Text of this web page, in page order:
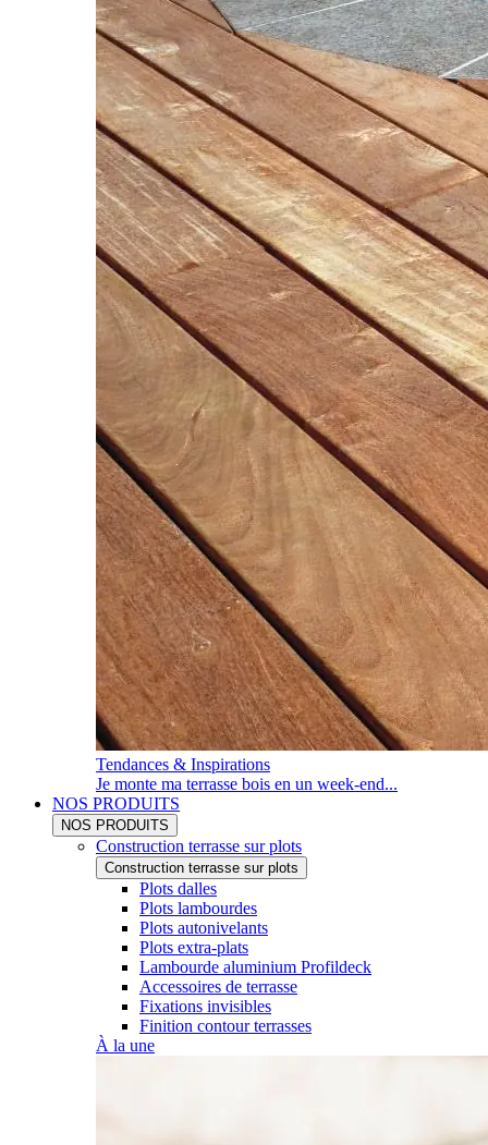
Tendances & Inspirations
Je monte ma terrasse bois en un week-end...
NOS PRODUITS
NOS PRODUITS
Construction terrasse sur plots
Construction terrasse sur plots
Plots dalles
Plots lambourdes
Plots autonivelants
Plots extra-plats
Lambourde aluminium Profildeck
Accessoires de terrasse
Fixations invisibles
Finition contour terrasses
À la une